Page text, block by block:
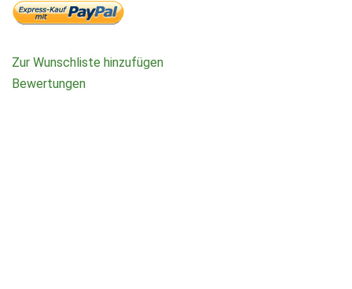
Zur Wunschliste hinzufügen
Bewertungen